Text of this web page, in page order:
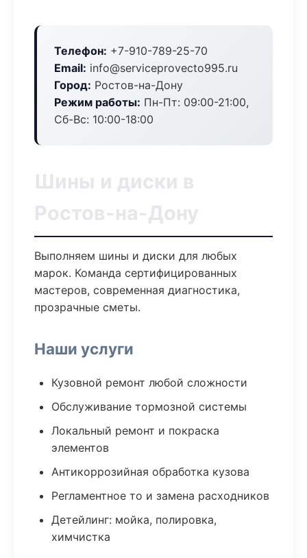
Телефон: +7-910-789-25-70
Email: info@serviceprovecto995.ru
Город: Ростов-на-Дону
Режим работы: Пн-Пт: 09:00-21:00,
Сб-Вс: 10:00-18:00
Шины и диски в
Ростов-на-Дону
Выполняем шины и диски для любых
марок. Команда сертифицированных
мастеров, современная диагностика,
прозрачные сметы.
Наши услуги
Кузовной ремонт любой сложности
Обслуживание тормозной системы
Локальный ремонт и покраска
элементов
Антикоррозийная обработка кузова
Регламентное то и замена расходников
Детейлинг: мойка, полировка,
химчистка